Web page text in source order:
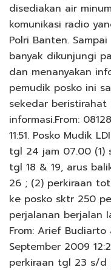
disediakan air
komunikasi radio
Polri Banten.
banyak dikunjungi
dan menanyakan
pemudik posko ini
sekedar
informasi.From:
11:51. Posko Mudik
tgl 24 jam 07.00 (1)
tgl 18 & 19, arus
26 ; (2) perkiraan
ke posko sktr 250
perjalanan berjalan
From: Arief Budiarto
September 2009
perkiraan tgl 23 s/d